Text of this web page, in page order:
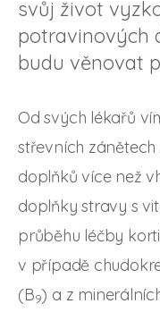
svůj život
potravinových
budu věnovat
Od svých lékařů
střevních
doplňků více než
doplňky stravy s
průběhu léčby
v případě
(B9) a z